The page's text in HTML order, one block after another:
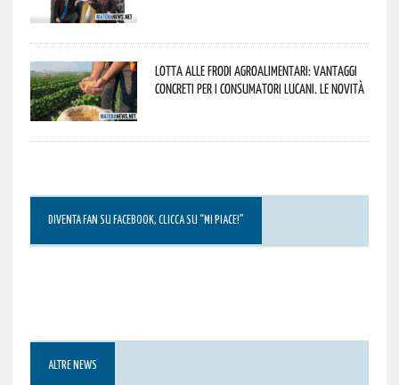
Lotta alle frodi agroalimentari: vantaggi
concreti per i consumatori lucani. Le novità
DIVENTA FAN SU FACEBOOK, CLICCA SU “MI PIACE!”
ALTRE NEWS